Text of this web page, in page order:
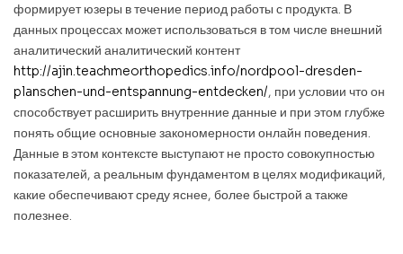
формирует юзеры в течение период работы с продукта. В
данных процессах может использоваться в том числе внешний
аналитический аналитический контент
http://ajin.teachmeorthopedics.info/nordpool-dresden-
planschen-und-entspannung-entdecken/, при условии что он
способствует расширить внутренние данные и при этом глубже
понять общие основные закономерности онлайн поведения.
Данные в этом контексте выступают не просто совокупностью
показателей, а реальным фундаментом в целях модификаций,
какие обеспечивают среду яснее, более быстрой а также
полезнее.